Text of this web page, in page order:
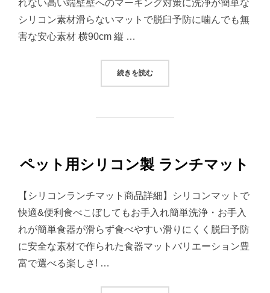
れない高い端壁壁へのマーキング対策に洗浄が簡単な
シリコン素材滑らないマットで脱臼予防に噛んでも無
害な安心素材 横90cm 縦 …
続きを読む“ペット用シリコン製 トイレマット”
ペット用シリコン製 ランチマット
【シリコンランチマット商品詳細】シリコンマットで
快適&便利食べこぼしてもお手入れ簡単洗浄・お手入
れが簡単食器が滑らず食べやすい滑りにくく脱臼予防
に安全な素材で作られた食器マットバリエーション豊
富で選べる楽しさ! …